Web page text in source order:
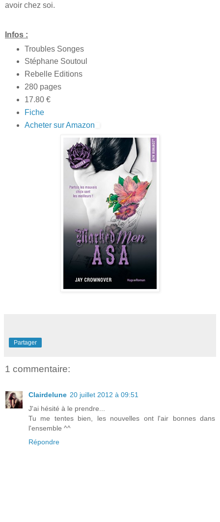
avoir chez soi.
Infos :
Troubles Songes
Stéphane Soutoul
Rebelle Editions
280 pages
17.80 €
Fiche
Acheter sur Amazon
Partager
1 commentaire:
Clairdelune 20 juillet 2012 à 09:51
J'ai hésité à le prendre...
Tu me tentes bien, les nouvelles ont l'air bonnes dans
l'ensemble ^^
Répondre